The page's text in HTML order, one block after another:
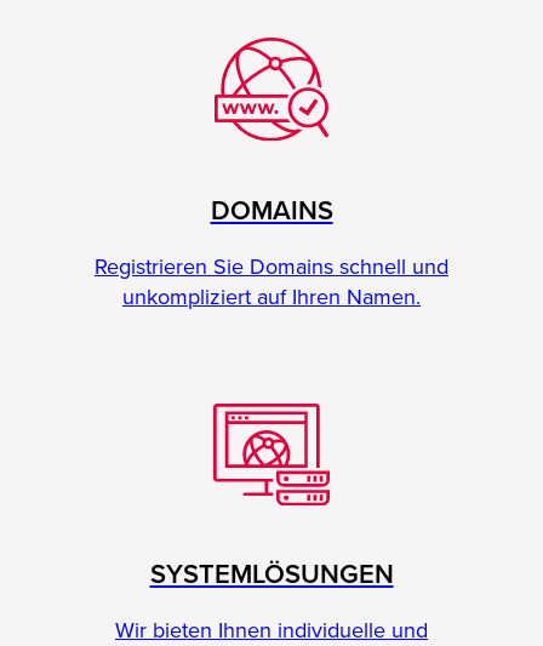
DOMAINS
Registrieren Sie Domains schnell und
unkompliziert auf Ihren Namen.
SYSTEMLÖSUNGEN
Wir bieten Ihnen individuelle und